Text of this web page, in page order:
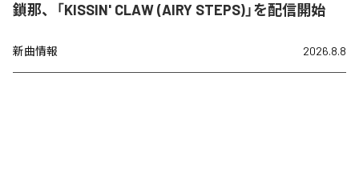
鎖那、「KISSIN' CLAW (AIRY STEPS)」を配信開始
新曲情報 2026.8.8